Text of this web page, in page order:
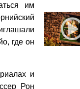
им
где он
и
Рон